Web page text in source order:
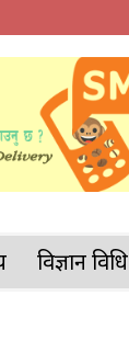
विज्ञान प्रविधि